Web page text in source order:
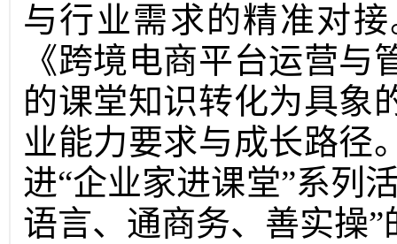
与行业需求的精准对
《跨境电商平台运营
的课堂知识转化为具象
业能力要求与成长路径
进“企业家进课堂”系列
语言、通商务、善实操